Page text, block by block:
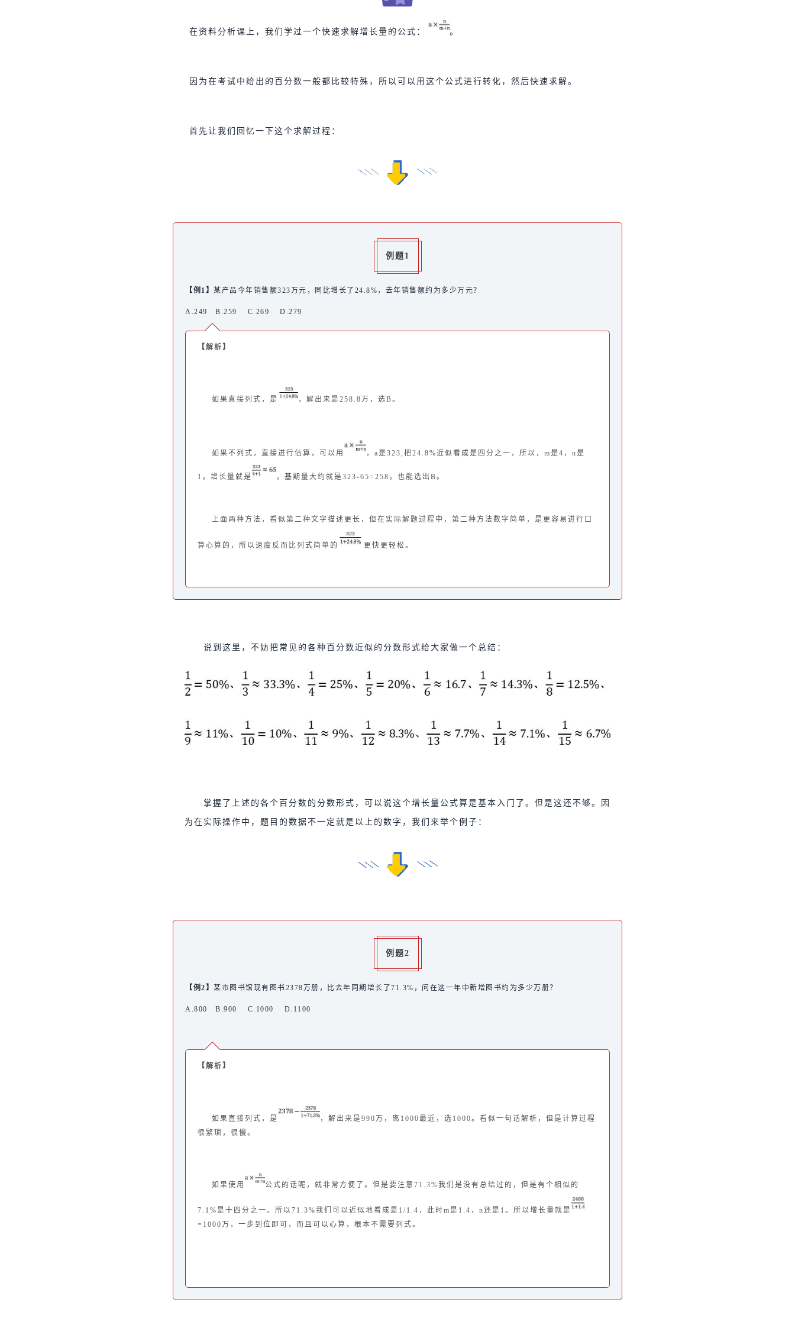
在资料分析课上，我们学过一个快速求解增长量的公式： 。
因为在考试中给出的百分数一般都比较特殊，所以可以用这个公式进行转化，然后快速求解。
首先让我们回忆一下这个求解过程：
例题1
【例1】 某产品今年销售额323万元，同比增长了24.8%，去年销售额约为多少万元？
A.249 B.259 C.269 D.279
【解析】
如果直接列式，是 ，解出来是258.8万，选B。
如果不列式，直接进行估算，可以用 ，a是323,把24.8%近似看成是四分之一，所以，m是4，n是
1，增长量就是 ，基期量大约就是323-65=258，也能选出B。
上面两种方法，看似第二种文字描述更长，但在实际解题过程中，第二种方法数字简单，是更容易进行口
算心算的，所以速度反而比列式简单的 更快更轻松。
说到这里，不妨把常见的各种百分数近似的分数形式给大家做一个总结：
掌握了上述的各个百分数的分数形式，可以说这个增长量公式算是基本入门了。但是这还不够。因
为在实际操作中，题目的数据不一定就是以上的数字，我们来举个例子：
例题2
【例2】 某市图书馆现有图书2378万册，比去年同期增长了71.3%，问在这一年中新增图书约为多少万册？
A.800 B.900 C.1000 D.1100
【解析】
如 果直接列式，是 ，解出来是990万，离1000最近，选1000。 看似一句话解析，但是计算过程
很繁琐，很慢。
如果使用 公式的话呢，就非常方便了。 但是要注意71.3%我们是没有总结过的，但是有个相似的
7.1%是十 四分之一。 所以71.3%我们可以近似地看成是1/1.4，此时m是1.4，n还是1。 所以增长量就是
=1000万，一步到位即可，而且可 以心算，根本不需要列式。